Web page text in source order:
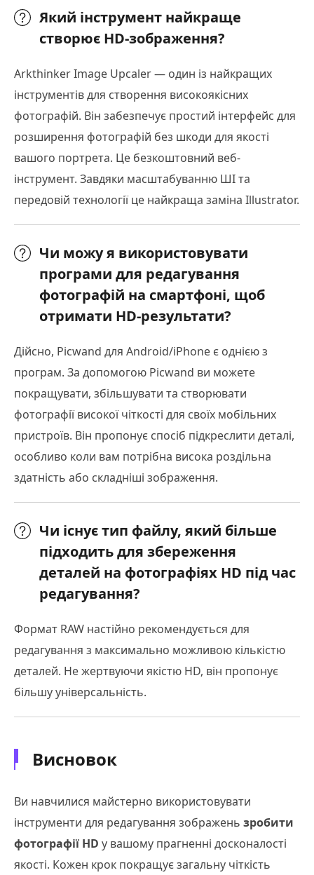
Який інструмент найкраще
створює HD-зображення?
Arkthinker Image Upcaler — один із найкращих
інструментів для створення високоякісних
фотографій. Він забезпечує простий інтерфейс для
розширення фотографій без шкоди для якості
вашого портрета. Це безкоштовний веб-
інструмент. Завдяки масштабуванню ШІ та
передовій технології це найкраща заміна Illustrator.
Чи можу я використовувати
програми для редагування
фотографій на смартфоні, щоб
отримати HD-результати?
Дійсно, Picwand для Android/iPhone є однією з
програм. За допомогою Picwand ви можете
покращувати, збільшувати та створювати
фотографії високої чіткості для своїх мобільних
пристроїв. Він пропонує спосіб підкреслити деталі,
особливо коли вам потрібна висока роздільна
здатність або складніші зображення.
Чи існує тип файлу, який більше
підходить для збереження
деталей на фотографіях HD під час
редагування?
Формат RAW настійно рекомендується для
редагування з максимально можливою кількістю
деталей. Не жертвуючи якістю HD, він пропонує
більшу універсальність.
Висновок
Ви навчилися майстерно використовувати
інструменти для редагування зображень зробити
фотографії HD у вашому прагненні досконалості
якості. Кожен крок покращує загальну чіткість